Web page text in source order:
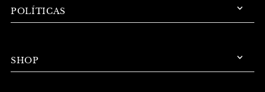
POLÍTICAS
SHOP